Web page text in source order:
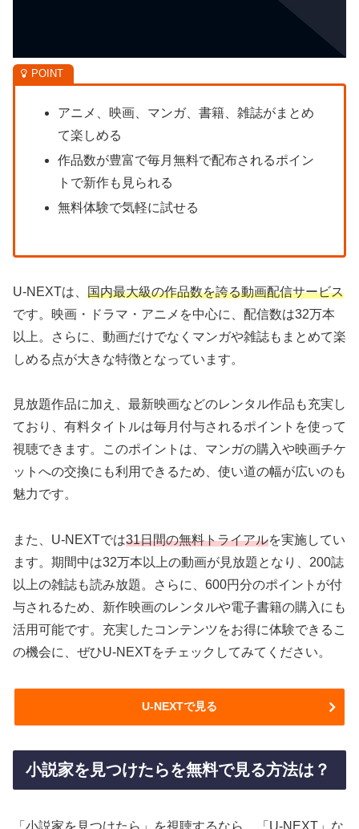
アニメ、映画、マンガ、書籍、雑誌がまとめ
て楽しめる
作品数が豊富で毎月無料で配布されるポイン
トで新作も見られる
無料体験で気軽に試せる
U-NEXTは、 国内最大級の作品数を誇る動画配信サービス
です。映画・ドラマ・アニメを中心に、配信数は32万本
以上。さらに、動画だけでなくマンガや雑誌もまとめて楽
しめる点が大きな特徴となっています。
見放題作品に加え、最新映画などのレンタル作品も充実し
ており、有料タイトルは毎月付与されるポイントを使って
視聴できます。このポイントは、マンガの購入や映画チケ
ットへの交換にも利用できるため、使い道の幅が広いのも
魅力です。
また、U-NEXTでは31日間の無料トライアルを実施してい
ます。期間中は32万本以上の動画が見放題となり、200誌
以上の雑誌も読み放題。さらに、600円分のポイントが付
与されるため、新作映画のレンタルや電子書籍の購入にも
活用可能です。充実したコンテンツをお得に体験できるこ
の機会に、ぜひU-NEXTをチェックしてみてください。
U-NEXTで見る
小説家を見つけたらを無料で見る方法は？
「小説家を見つけたら」を視聴するなら、「U-NEXT」な